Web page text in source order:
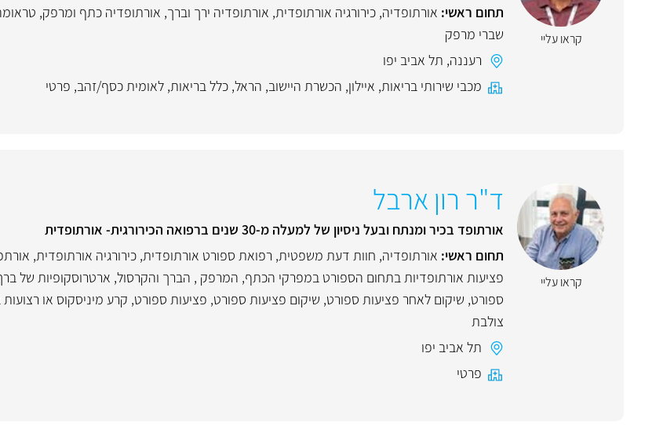
קראו עליי
תחום ראשי: אורתופדיה, כירורגיה אורתופדית, אורתופדיה ירך וברך, אורתופדיה כתף ומרפק,
שברי מרפק
רעננה, תל אביב יפו
מכבי שירותי בריאות, איילון, הכשרת היישוב, הראל, כלל בריאות, לאומית כסף/זהב, פרטי
קראו עליי
ד"ר רון ארבל
אורתופד בכיר ומנתח ובעל ניסיון של למעלה מ-30 שנים ברפואה הכירורגית- אורתופדית
תחום ראשי: אורתופדיה, חוות דעת משפטית, רפואת ספורט אורתופדית, כירורגיה אורתופדית,
פציעות אורתופדיות בתחום הספורט במפרקי הכתף, המרפק , הברך והקרסול, ארטרוסקופיות של
ספורט, שיקום לאחר פציעות ספורט, שיקום פציעות ספורט, פציעות ספורט, קרע מיניסקוס או
צולבת
תל אביב יפו
פרטי